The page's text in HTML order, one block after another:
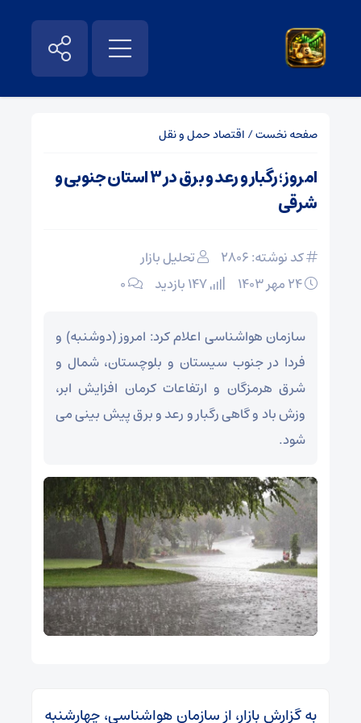
صفحه نخست/ اقتصاد حمل و نقل
امروز؛ رگبار و رعد و برق در ۳ استان جنوبی و
شرقی
کد نوشته: 2806
تحلیل بازار
۰
سازمان هواشناسی اعلام کرد: امروز (دوشنبه) و
فردا در جنوب سیستان و بلوچستان، شمال و
شرق هرمزگان و ارتفاعات کرمان افزایش ابر،
وزش باد و گاهی رگبار و رعد و برق پیش بینی می
شود.
به گزارش بازار، از سازمان هواشناسی، چهارشنبه